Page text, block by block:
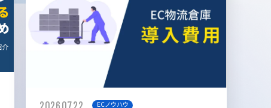
2026.07.22 ECノウハウ